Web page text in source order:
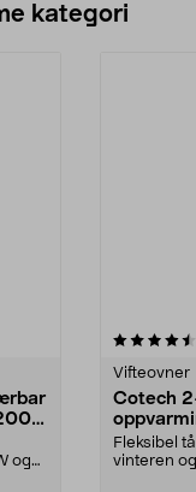
kategori
og
Vifteovner
Cotech
2200 W
Fleksibel
vinteren